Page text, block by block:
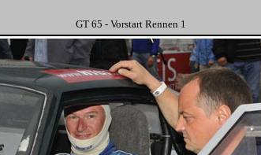
GT 65 - Vorstart Rennen 1